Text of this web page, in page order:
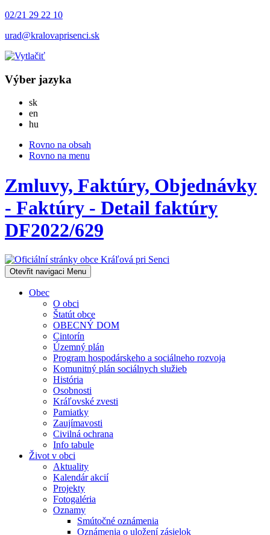
02/21 29 22 10
urad@kralovaprisenci.sk
Výber jazyka
skSlovensky
en
hu
Rovno na obsah
Rovno na menu
Zmluvy, Faktúry, Objednávky
- Faktúry - Detail faktúry
DF2022/629
Otevřit navigaci Menu
Obec
O obci
Štatút obce
OBECNÝ DOM
Cintorín
Územný plán
Program hospodárskeho a sociálneho rozvoja
Komunitný plán sociálnych služieb
História
Osobnosti
Kráľovské zvesti
Pamiatky
Zaujímavosti
Civilná ochrana
Info tabule
Život v obci
Aktuality
Kalendár akcií
Projekty
Fotogaléria
Oznamy
Smútočné oznámenia
Oznámenia o uložení zásielok